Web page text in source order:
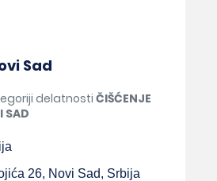
Sad
delatnosti ČIŠĆENJE
SAD
26, Novi Sad, Srbija